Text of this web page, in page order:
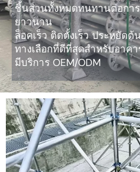
ชิ้นส่วนทั้งหมดทนทานต่อกา
ยาวนาน
ล็อคเร็ว ติดตั้งเร็ว ประหยัดต้
ทางเลือกที่ดีที่สุดสำหรับอาคา
มีบริการ OEM/ODM